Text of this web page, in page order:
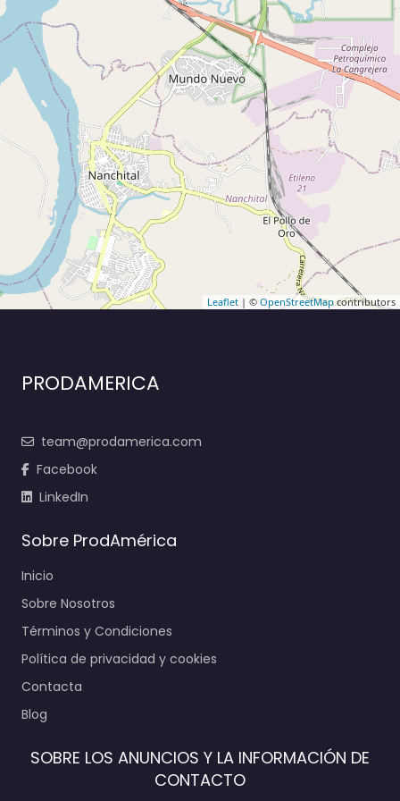
Leaflet | © OpenStreetMapcontributors
PRODAMERICA
team@prodamerica.com
Facebook
LinkedIn
Sobre ProdAmérica
Inicio
Sobre Nosotros
Términos y Condiciones
Política de privacidad y cookies
Contacta
Blog
SOBRE LOS ANUNCIOS Y LA INFORMACIÓN DE
CONTACTO